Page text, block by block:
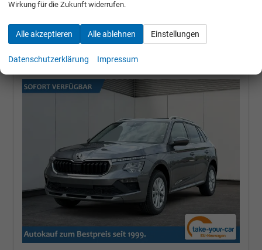
22.450,– €
incl. 19% MwSt.
Wirkung für die Zukunft widerrufen.
Alle akzeptieren Alle ablehnen Einstellungen
Datenschutzerklärung Impressum